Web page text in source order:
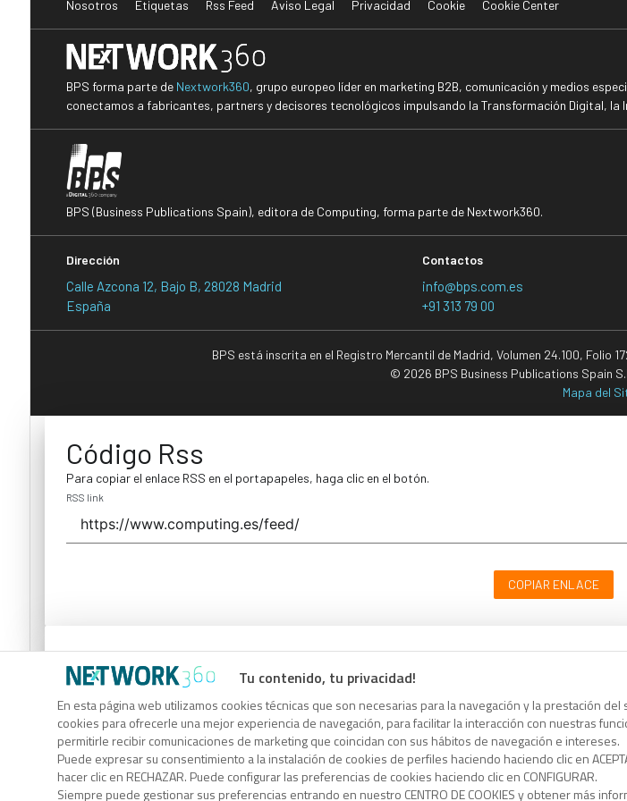
Tu contenido, tu privacidad!
En esta página web utilizamos cookies técnicas que son necesarias para la navegación y la prestación del
cookies para ofrecerle una mejor experiencia de navegación, para facilitar la interacción con nuestras
permitirle recibir comunicaciones de marketing que coincidan con sus hábitos de navegación e intereses.
Puede expresar su consentimiento a la instalación de cookies de perfiles haciendo haciendo clic en
hacer clic en RECHAZAR. Puede configurar las preferencias de cookies haciendo clic en CONFIGURAR.
Siempre puede gestionar sus preferencias entrando en nuestro CENTRO DE COOKIES y obtener más
Nosotros Etiquetas Rss Feed Aviso Legal Privacidad Cookie Cookie Center
BPS forma parte de Nextwork360, grupo europeo líder en marketing B2B, comunicación y medios
conectamos a fabricantes, partners y decisores tecnológicos impulsando la Transformación Digital, la
BPS (Business Publications Spain), editora de Computing, forma parte de Nextwork360.
Dirección
Calle Azcona 12, Bajo B, 28028 Madrid
España
Contactos
info@bps.com.es
+91 313 79 00
BPS está inscrita en el Registro Mercantil de Madrid, Volumen 24.100,
© 2026 BPS Business Publications Spain
Mapa del
Código Rss
Para copiar el enlace RSS en el portapapeles, haga clic en el botón.
RSS link
COPIAR ENLACE
Código Rss
Para copiar el enlace RSS en el portapapeles, haga clic en el botón.
RSS link
COPIAR ENLACE